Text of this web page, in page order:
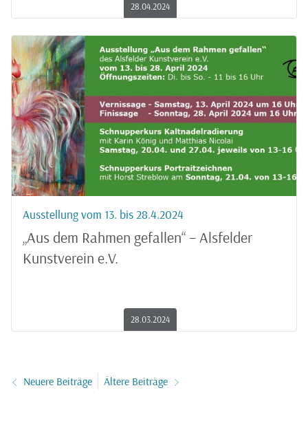
28.04.2024
Ausstellung vom 13. bis 28.4.2024
„Aus dem Rahmen gefallen“ – Alsfelder
Kunstverein e.V.
28.03.2024
Neuere Beiträge Ältere Beiträge